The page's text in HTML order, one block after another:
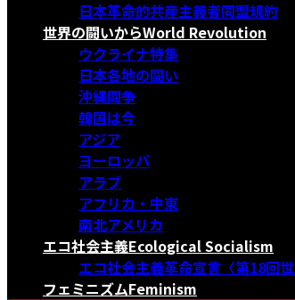
日本革命的共産主義者同盟規約
世界の闘いからWorld Revolution
ウクライナ特集
日本各地の闘い
沖縄闘争
韓国は今
アジア
ヨーロッパ
アラブ
アフリカ・中東
南北アメリカ
エコ社会主義Ecological Socialism
エコ社会主義革命宣言〈第18回世
フェミニズムFeminism